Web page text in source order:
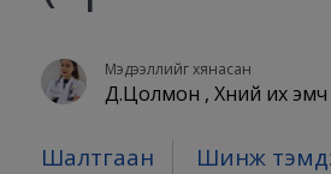
Мэдээллийг хянасан
Д.Цолмон , Хүний их эмч
Шалтгаан
Шинж